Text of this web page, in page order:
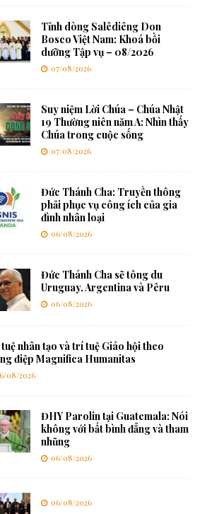
Tỉnh dòng Salêdiêng Don
Bosco Việt Nam: Khoá bồi
dưỡng Tập vụ – 08/2026
07/08/2026
Suy niệm Lời Chúa – Chúa Nhật
19 Thường niên năm A: Nhìn thấy
Chúa trong cuộc sống
07/08/2026
Đức Thánh Cha: Truyền thông
phải phục vụ công ích của gia
đình nhân loại
06/08/2026
Đức Thánh Cha sẽ tông du
Uruguay, Argentina và Pêru
06/08/2026
nhân tạo và trí tuệ Giáo hội theo
điệp Magnifica Humanitas
08/2026
ĐHY Parolin tại Guatemala: Nói
không với bất bình đẳng và tham
nhũng
06/08/2026
06/08/2026